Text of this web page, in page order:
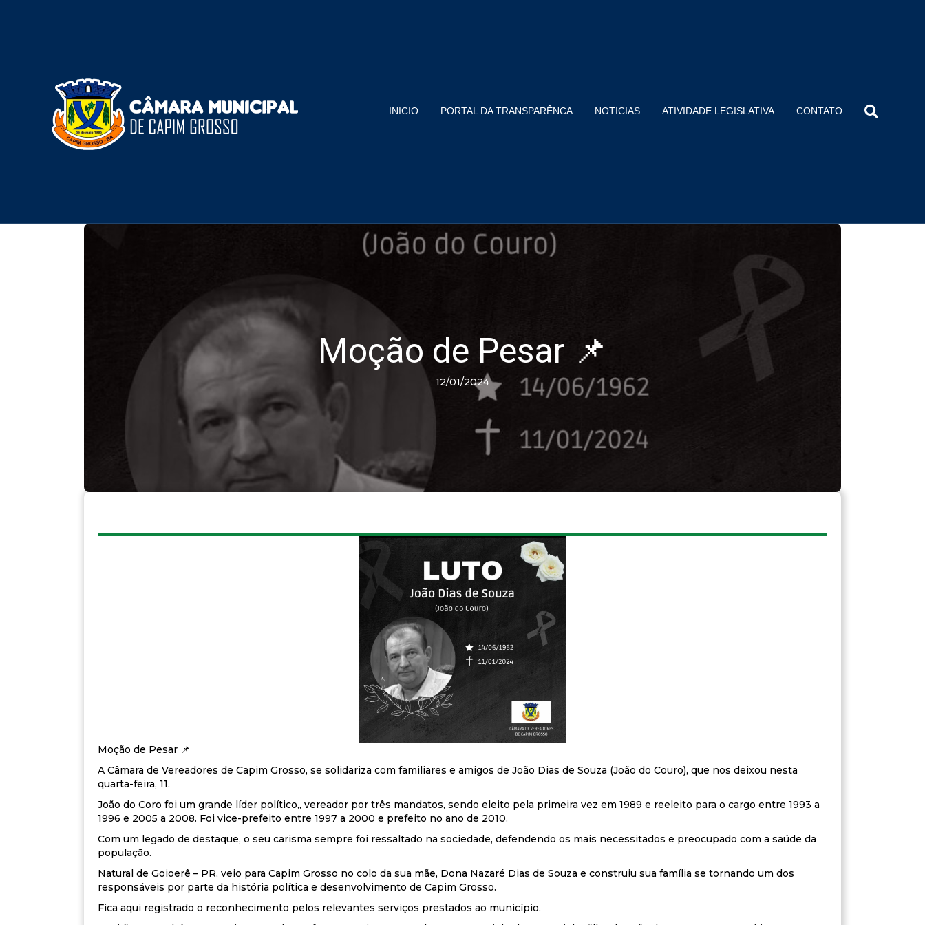
INICIO PORTAL DA TRANSPARÊNCA NOTICIAS ATIVIDADE LEGISLATIVA CONTATO
Moção de Pesar 📌
12/01/2024
Moção de Pesar 📌
A Câmara de Vereadores de Capim Grosso, se solidariza com familiares e amigos de João Dias de Souza (João do Couro), que nos deixou nesta
quarta-feira, 11.
João do Coro foi um grande líder político,, vereador por três mandatos, sendo eleito pela primeira vez em 1989 e reeleito para o cargo entre 1993 a
1996 e 2005 a 2008. Foi vice-prefeito entre 1997 a 2000 e prefeito no ano de 2010.
Com um legado de destaque, o seu carisma sempre foi ressaltado na sociedade, defendendo os mais necessitados e preocupado com a saúde da
população.
Natural de Goioerê – PR, veio para Capim Grosso no colo da sua mãe, Dona Nazaré Dias de Souza e construiu sua família se tornando um dos
responsáveis por parte da história política e desenvolvimento de Capim Grosso.
Fica aqui registrado o reconhecimento pelos relevantes serviços prestados ao município.